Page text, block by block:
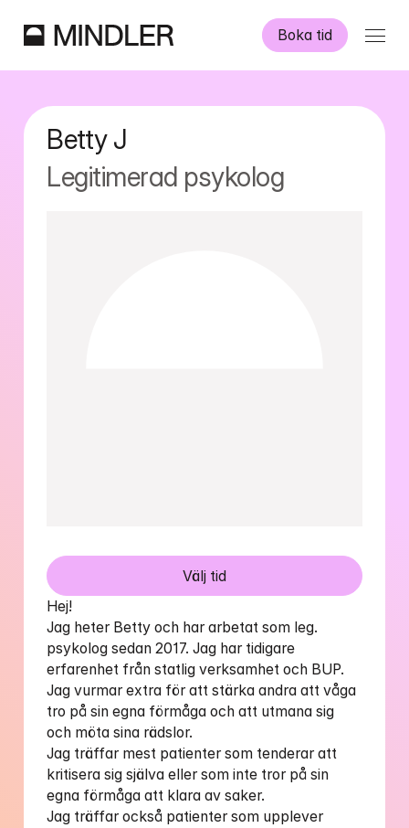
Boka tid
Information
Övriga tjänster
Betty J
Legitimerad psykolog
Välj tid
Hej!
Jag heter Betty och har arbetat som leg.
psykolog sedan 2017. Jag har tidigare
erfarenhet från statlig verksamhet och BUP.
Jag vurmar extra för att stärka andra att våga
tro på sin egna förmåga och att utmana sig
och möta sina rädslor.
Jag träffar mest patienter som tenderar att
kritisera sig själva eller som inte tror på sin
egna förmåga att klara av saker.
Jag träffar också patienter som upplever